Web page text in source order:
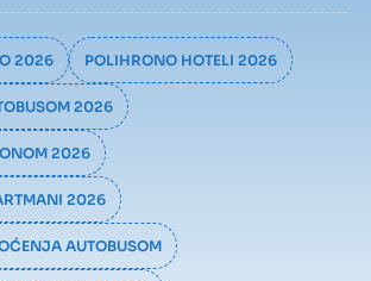
2026 POLIHRONO HOTELI 2026
2026
2026
2026
AUTOBUSOM